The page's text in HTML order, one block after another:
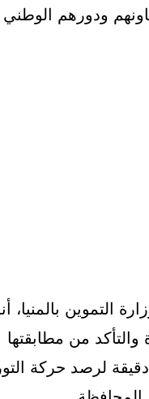
ودورهم
التموين بالمنيا،
من مطابقتها
لرصد حركة